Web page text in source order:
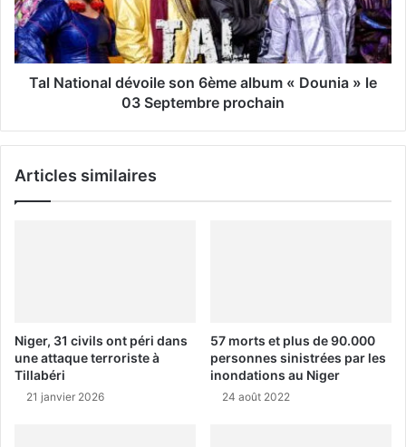
Tal National dévoile son 6ème album « Dounia » le
03 Septembre prochain
Articles similaires
Niger, 31 civils ont péri dans
une attaque terroriste à
Tillabéri
21 janvier 2026
57 morts et plus de 90.000
personnes sinistrées par les
inondations au Niger
24 août 2022